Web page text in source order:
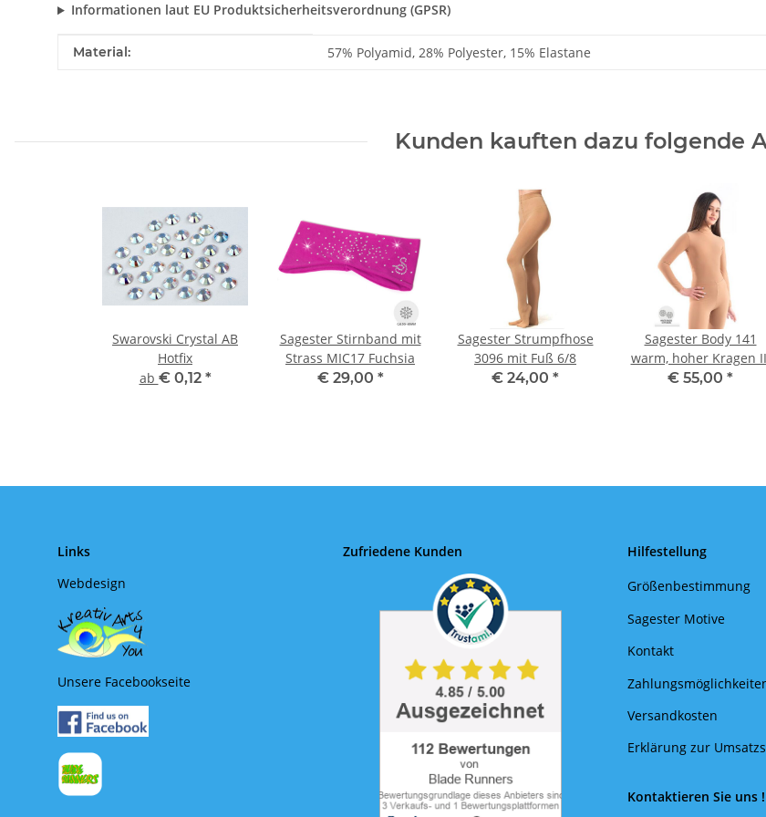
Informationen laut EU Produktsicherheitsverordnung (GPSR)
Produkteigenschaft
Wert
Material: 57% Polyamid, 28% Polyester, 15% Elastane
Kunden kauften dazu folgende
Swarovski Crystal AB
Hotfix
ab € 0,12 *
Sagester Stirnband mit
Strass MIC17 Fuchsia
€ 29,00 *
Sagester Strumpfhose
3096 mit Fuß 6/8
€ 24,00 *
Sagester Body 141
warm, hoher Kragen
€ 55,00 *
Links
Webdesign
Unsere Facebookseite
Zufriedene Kunden Hilfestellung
Größenbestimmung
Sagester Motive
Kontakt
Versandkosten
Erklärung zur
Kontaktieren Sie uns !